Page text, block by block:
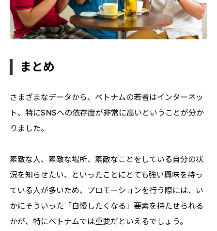
まとめ
さまざまなデータから、ベトナムの若者はインターネッ
ト、特にSNSへの依存度が非常に高いということが分か
りました。
素敵な人、素敵な場所、素敵なことをしている自分の状
況を知らせたい、といったことにとても強い興味を持っ
ている人が多いため、プロモーションを行う際には、い
かにそういった「自慢したくなる」要素を持たせられる
かが、特にベトナムでは重要だといえるでしょう。